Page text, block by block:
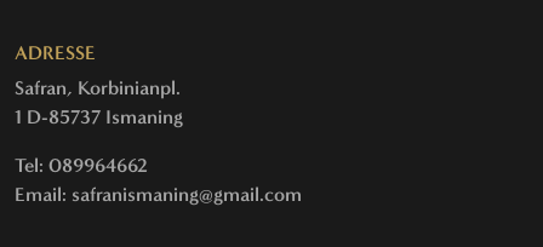
ADRESSE
Safran, Korbinianpl.
1 D-85737 Ismaning
Tel: 089964662
Email: safranismaning@gmail.com